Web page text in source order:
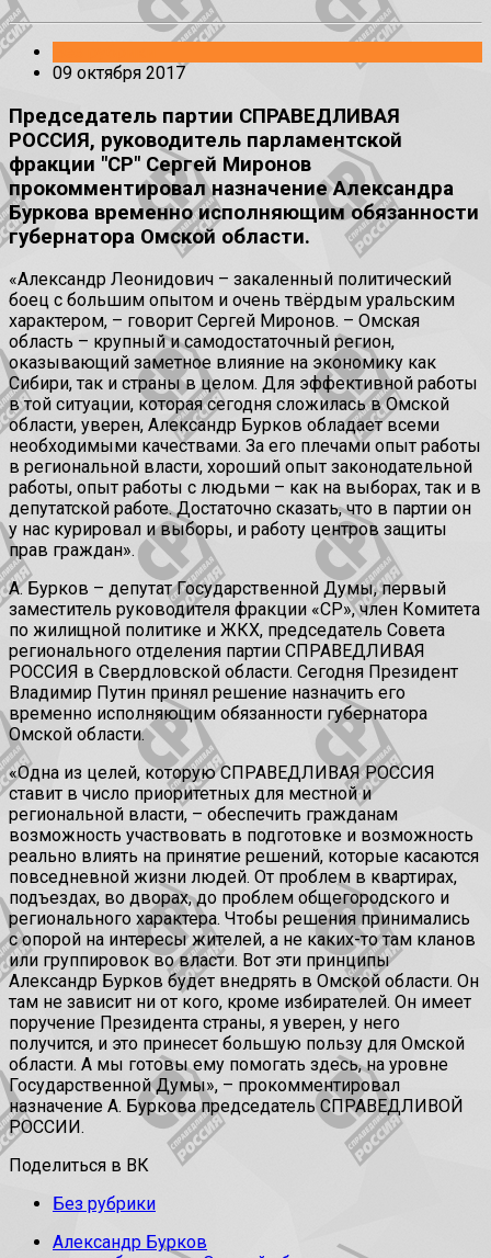
09 октября 2017
Председатель партии СПРАВЕДЛИВАЯ
РОССИЯ, руководитель парламентской
фракции "СР" Сергей Миронов
прокомментировал назначение Александра
Буркова временно исполняющим обязанности
губернатора Омской области.
«Александр Леонидович – закаленный политический
боец с большим опытом и очень твёрдым уральским
характером, – говорит Сергей Миронов. – Омская
область – крупный и самодостаточный регион,
оказывающий заметное влияние на экономику как
Сибири, так и страны в целом. Для эффективной работы
в той ситуации, которая сегодня сложилась в Омской
области, уверен, Александр Бурков обладает всеми
необходимыми качествами. За его плечами опыт работы
в региональной власти, хороший опыт законодательной
работы, опыт работы с людьми – как на выборах, так и в
депутатской работе. Достаточно сказать, что в партии он
у нас курировал и выборы, и работу центров защиты
прав граждан».
А. Бурков – депутат Государственной Думы, первый
заместитель руководителя фракции «СР», член Комитета
по жилищной политике и ЖКХ, председатель Совета
регионального отделения партии СПРАВЕДЛИВАЯ
РОССИЯ в Свердловской области. Сегодня Президент
Владимир Путин принял решение назначить его
временно исполняющим обязанности губернатора
Омской области.
«Одна из целей, которую СПРАВЕДЛИВАЯ РОССИЯ
ставит в число приоритетных для местной и
региональной власти, – обеспечить гражданам
возможность участвовать в подготовке и возможность
реально влиять на принятие решений, которые касаются
повседневной жизни людей. От проблем в квартирах,
подъездах, во дворах, до проблем общегородского и
регионального характера. Чтобы решения принимались
с опорой на интересы жителей, а не каких-то там кланов
или группировок во власти. Вот эти принципы
Александр Бурков будет внедрять в Омской области. Он
там не зависит ни от кого, кроме избирателей. Он имеет
поручение Президента страны, я уверен, у него
получится, и это принесет большую пользу для Омской
области. А мы готовы ему помогать здесь, на уровне
Государственной Думы», – прокомментировал
назначение А. Буркова председатель СПРАВЕДЛИВОЙ
РОССИИ.
Поделиться в ВК
Без рубрики
Александр Бурков